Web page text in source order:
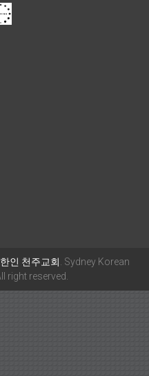
인 천주교회 . Sydney Korean
right reserved.